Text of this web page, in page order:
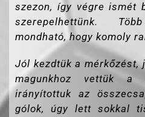
szezon, így végre ismét
szerepelhettünk.
mondható, hogy komoly
Jól kezdtük a mérkőzést,
magunkhoz vettük a
irányítottuk az
gólok, úgy lett sokkal